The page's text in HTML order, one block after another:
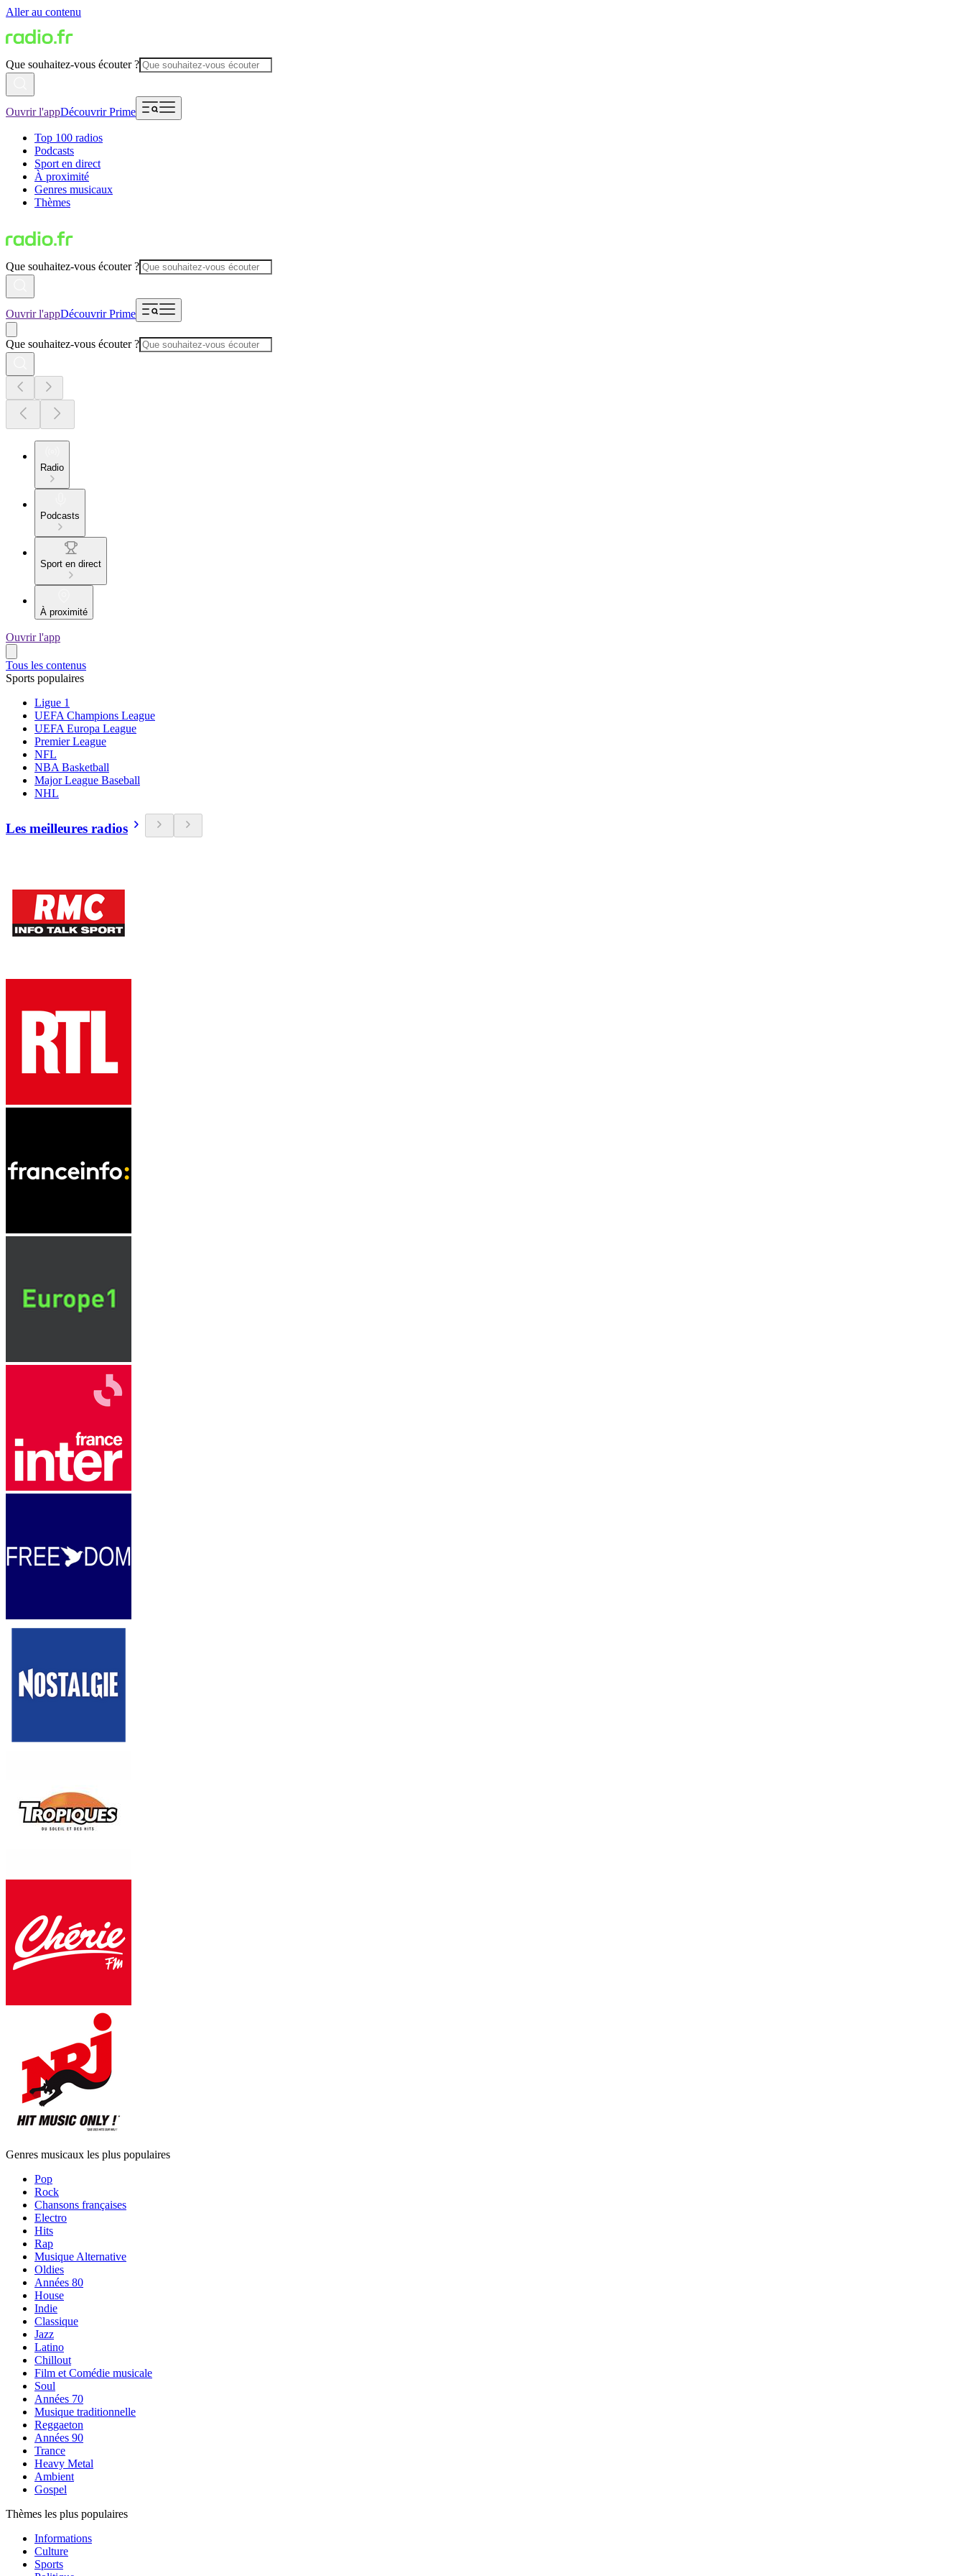
Aller au contenu
Que souhaitez-vous écouter ?
Ouvrir l'appDécouvrir Prime
Top 100 radios
Podcasts
Sport en direct
À proximité
Genres musicaux
Thèmes
Que souhaitez-vous écouter ?
Ouvrir l'appDécouvrir Prime
Que souhaitez-vous écouter ?
Radio
Podcasts
Sport en direct
À proximité
Ouvrir l'app
Tous les contenus
Sports populaires
Ligue 1
UEFA Champions League
UEFA Europa League
Premier League
NFL
NBA Basketball
Major League Baseball
NHL
Les meilleures radios
Genres musicaux les plus populaires
Pop
Rock
Chansons françaises
Electro
Hits
Rap
Musique Alternative
Oldies
Années 80
House
Indie
Classique
Jazz
Latino
Chillout
Film et Comédie musicale
Soul
Années 70
Musique traditionnelle
Reggaeton
Années 90
Trance
Heavy Metal
Ambient
Gospel
Thèmes les plus populaires
Informations
Culture
Sports